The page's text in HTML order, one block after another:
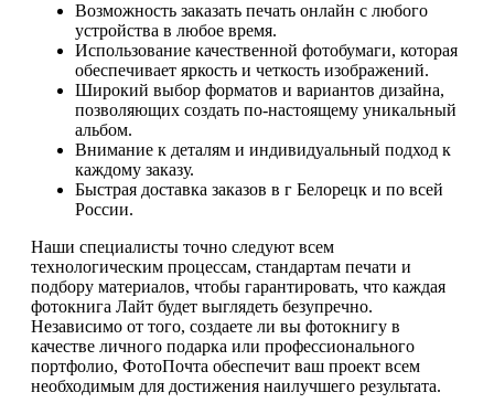
Возможность заказать печать онлайн с любого
устройства в любое время.
Использование качественной фотобумаги, которая
обеспечивает яркость и четкость изображений.
Широкий выбор форматов и вариантов дизайна,
позволяющих создать по-настоящему уникальный
альбом.
Внимание к деталям и индивидуальный подход к
каждому заказу.
Быстрая доставка заказов в г Белорецк и по всей
России.
Наши специалисты точно следуют всем
технологическим процессам, стандартам печати и
подбору материалов, чтобы гарантировать, что каждая
фотокнига Лайт будет выглядеть безупречно.
Независимо от того, создаете ли вы фотокнигу в
качестве личного подарка или профессионального
портфолио, ФотоПочта обеспечит ваш проект всем
необходимым для достижения наилучшего результата.